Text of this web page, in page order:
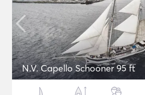
N.V. Capello Schooner 95 ft